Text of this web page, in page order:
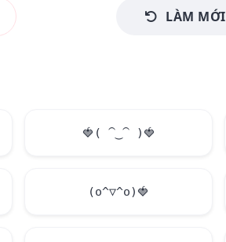
LÀM MỚI
🍓 ( ⁀‿⁀ ) 🍓
(o^▽^o) 🍓